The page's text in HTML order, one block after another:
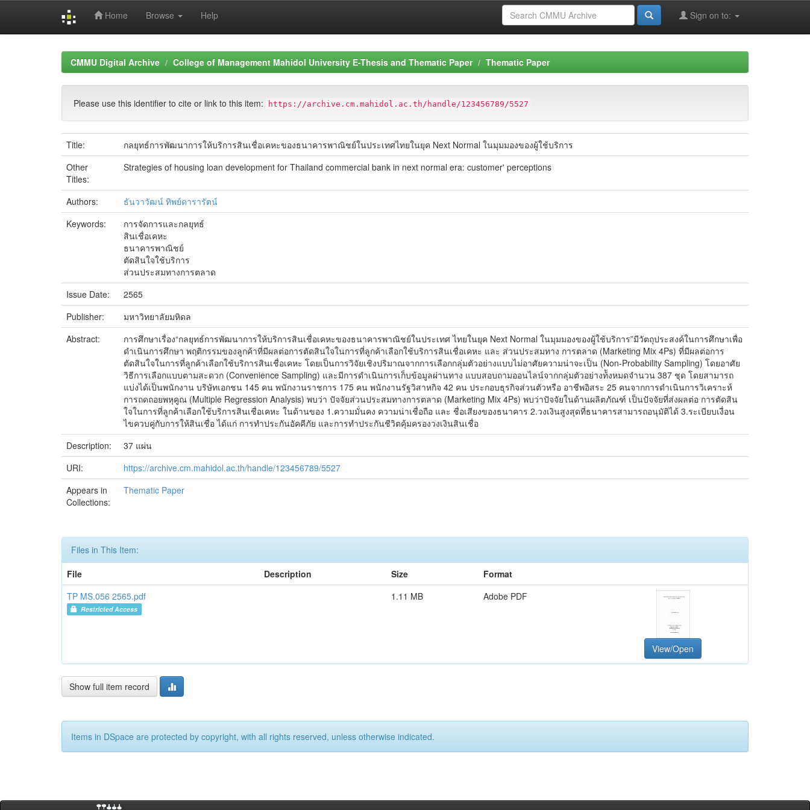
Home Browse Help Sign on to:
CMMU Digital Archive College of Management Mahidol University E-Thesis and Thematic Paper Thematic Paper
Please use this identifier to cite or link to this item: https://archive.cm.mahidol.ac.th/handle/123456789/5527
Title:
กลยุทธ์การพัฒนาการให้บริการสินเชื่อเคหะของธนาคารพาณิชย์ในประเทศไทยในยุค Next Normal ในมุมมองของผู้ใช้บริการ
Other
Titles:
Strategies of housing loan development for Thailand commercial bank in next normal era: customer' perceptions
Authors:
ธันวาวัฒน์ ทิพย์ดารารัตน์
Keywords:
การจัดการและกลยุทธ์
สินเชื่อเคหะ
ธนาคารพาณิชย์
ตัดสินใจใช้บริการ
ส่วนประสมทางการตลาด
Issue Date:
2565
Publisher:
มหาวิทยาลัยมหิดล
Abstract:
การศึกษาเรื่อง“กลยุทธ์การพัฒนาการให้บริการสินเชื่อเคหะของธนาคารพาณิชย์ในประเทศ ไทยในยุค Next Normal ในมุมมองของผู้ใช้บริการ”มีวัตถุประสงค์ในการศึกษาเพื่อ
ดำเนินการศึกษา พฤติกรรมของลูกค้าที่มีผลต่อการตัดสินใจในการที่ลูกค้าเลือกใช้บริการสินเชื่อเคหะ และ ส่วนประสมทาง การตลาด (Marketing Mix 4Ps) ที่มีผลต่อการ
ตัดสินใจในการที่ลูกค้าเลือกใช้บริการสินเชื่อเคหะ โดยเป็นการวิจัยเชิงปริมาณจากการเลือกกลุ่มตัวอย่างแบบไม่อาศัยความน่าจะเป็น (Non-Probability Sampling) โดยอาศัย
วิธีการเลือกแบบตามสะดวก (Convenience Sampling) และมีการดำเนินการเก็บข้อมูลผ่านทาง แบบสอบถามออนไลน์จากกลุ่มตัวอย่างท้ังหมดจำนวน 387 ชุด โดยสามารถ
แบ่งได้เป็นพนักงาน บริษัทเอกชน 145 คน พนักงานราชการ 175 คน พนักงานรัฐวิสาหกิจ 42 คน ประกอบธุรกิจส่วนตัวหรือ อาชีพอิสระ 25 คนจากการดำเนินการวิเคราะห์
การถดถอยพหุคูณ (Multiple Regression Analysis) พบว่า ปัจจัยส่วนประสมทางการตลาด (Marketing Mix 4Ps) พบว่าปัจจัยในด้านผลิตภัณฑ์ เป็นปัจจัยที่ส่งผลต่อ การตัดสิน
ใจในการที่ลูกค้าเลือกใช้บริการสินเชื่อเคหะ ในด้านของ 1.ความมั่นคง ความน่าเชื่อถือ และ ชื่อเสียงของธนาคาร 2.วงเงินสูงสุดที่ธนาคารสามารถอนุมัติได้ 3.ระเบียบเงื่อน
ไขควบคู่กับการให้สินเชื่อ ได้แก่ การทำประกันอัคคีภัย และการทำประกันชีวิตคุ้มครองวงเงินสินเชื่อ
Description:
37 แผ่น
URI:
https://archive.cm.mahidol.ac.th/handle/123456789/5527
Appears in
Collections:
Thematic Paper
Files in This Item:
File
Description Size
Format
TP MS.056 2565.pdf
Restricted Access
1.11 MB Adobe PDF
View/Open
Show full item record
Items in DSpace are protected by copyright, with all rights reserved, unless otherwise indicated.